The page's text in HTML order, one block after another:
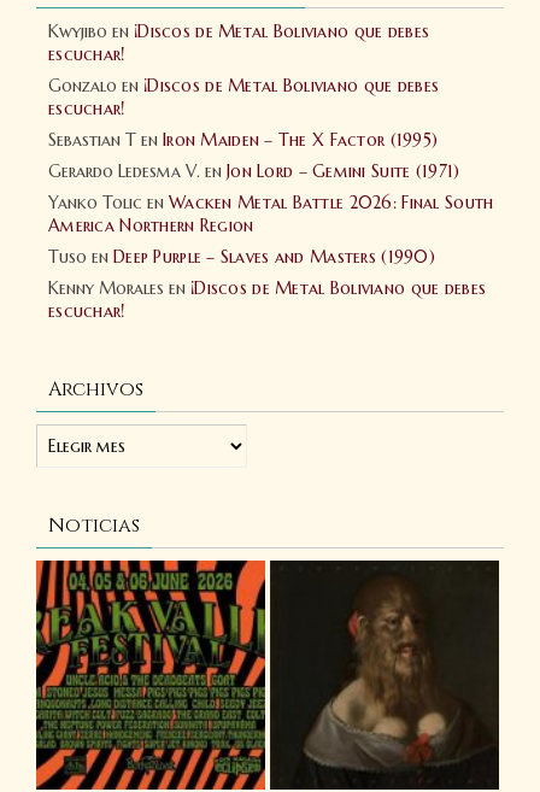
Kwyjibo en ¡Discos de Metal Boliviano que debes
escuchar!
Gonzalo en ¡Discos de Metal Boliviano que debes
escuchar!
Sebastian T en Iron Maiden – The X Factor (1995)
Gerardo Ledesma V. en Jon Lord – Gemini Suite (1971)
Yanko Tolic en Wacken Metal Battle 2026: Final South
America Northern Region
Tuso en Deep Purple – Slaves and Masters (1990)
Kenny Morales en ¡Discos de Metal Boliviano que debes
escuchar!
Archivos
Noticias